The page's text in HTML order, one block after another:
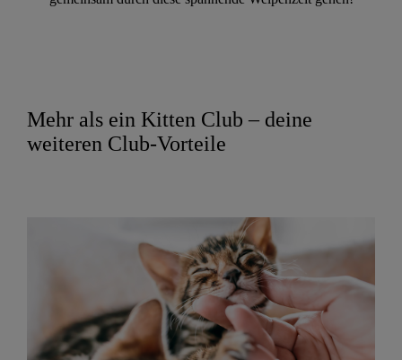
Mehr als ein Kitten Club – deine
weiteren Club-Vorteile